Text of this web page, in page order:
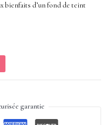
bienfaits d’un fond de teint
garantie